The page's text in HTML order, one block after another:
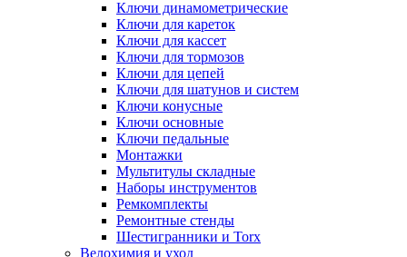
Ключи динамометрические
Ключи для кареток
Ключи для кассет
Ключи для тормозов
Ключи для цепей
Ключи для шатунов и систем
Ключи конусные
Ключи основные
Ключи педальные
Монтажки
Мультитулы складные
Наборы инструментов
Ремкомплекты
Ремонтные стенды
Шестигранники и Torx
Велохимия и уход